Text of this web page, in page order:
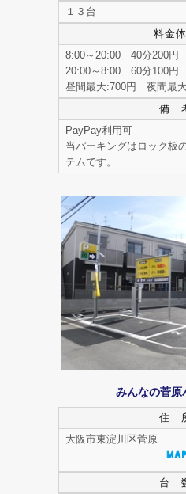
１３台
料金
8:00～20:00 40分200円
20:00～8:00 60分100円
昼間最大:700円 夜間最
備
PayPay利用可
当パーキングはロック板
テムです。
みんなの菅原
住
大阪市東淀川区菅原
台